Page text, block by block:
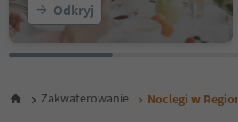
Odkryj
Zakwaterowanie Noclegi w